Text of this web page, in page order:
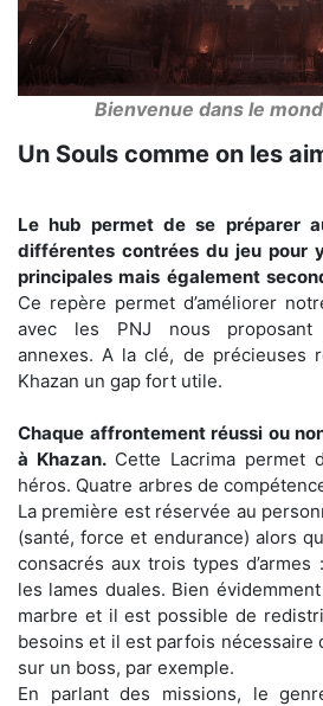
Bienvenue dans le
Un Souls comme on les
Le hub permet de se préparer
différentes contrées du jeu pour
principales mais également
Ce repère permet d’améliorer
avec les PNJ nous proposant
annexes. A la clé, de précieuses
Khazan un gap fort utile.
Chaque affrontement réussi ou
à Khazan. Cette Lacrima permet
héros. Quatre arbres de
La première est réservée au
(santé, force et endurance) alors
consacrés aux trois types d’armes
les lames duales. Bien
marbre et il est possible de
besoins et il est parfois nécessaire
sur un boss, par exemple.
En parlant des missions, le